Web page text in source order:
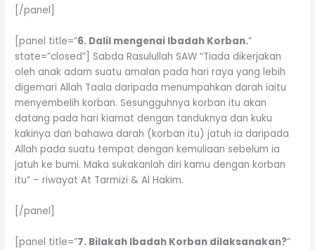
[/panel]
[panel title=”6. Dalil mengenai Ibadah Korban.”
state=”closed”] Sabda Rasulullah SAW “Tiada dikerjakan
oleh anak adam suatu amalan pada hari raya yang lebih
digemari Allah Taala daripada menumpahkan darah iaitu
menyembelih korban. Sesungguhnya korban itu akan
datang pada hari kiamat dengan tanduknya dan kuku
kakinya dan bahawa darah (korban itu) jatuh ia daripada
Allah pada suatu tempat dengan kemuliaan sebelum ia
jatuh ke bumi. Maka sukakanlah diri kamu dengan korban
itu” – riwayat At Tarmizi & Al Hakim.
[/panel]
[panel title=”7. Bilakah Ibadah Korban dilaksanakan?”